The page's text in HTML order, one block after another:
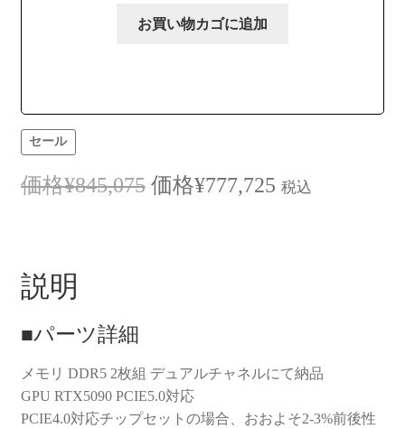
セール
¥845,075 元
で
し
¥777,725現
¥777,725
で
税込
説明
■パーツ詳細
メモリ DDR5 2枚組 デュアルチャネルにて納品
GPU RTX5090 PCIE5.0対応
PCIE4.0対応チップセットの場合、おおよそ2-3%前後性
お買い物カゴに追加